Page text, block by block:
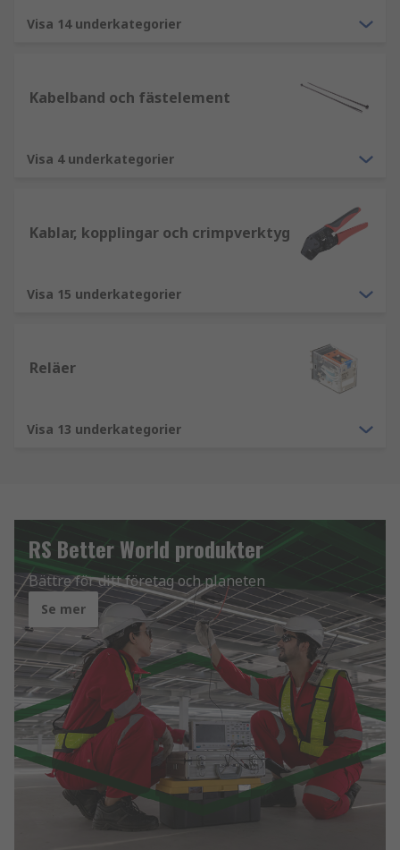
Visa 14 underkategorier
Kabelband och fästelement
Visa 4 underkategorier
Kablar, kopplingar och crimpverktyg
Visa 15 underkategorier
Reläer
Visa 13 underkategorier
RS Better World produkter
Bättre för ditt företag och planeten
Se mer